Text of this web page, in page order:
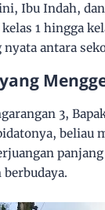
Ibu Indah,
1 hingga
antara
3,
beliau